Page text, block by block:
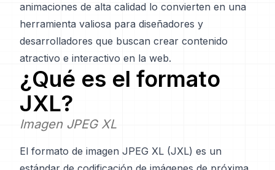
animaciones de alta calidad lo convierten en una
herramienta valiosa para diseñadores y
desarrolladores que buscan crear contenido
atractivo e interactivo en la web.
¿Qué es el formato
JXL?
Imagen JPEG XL
El formato de imagen JPEG XL (JXL) es un